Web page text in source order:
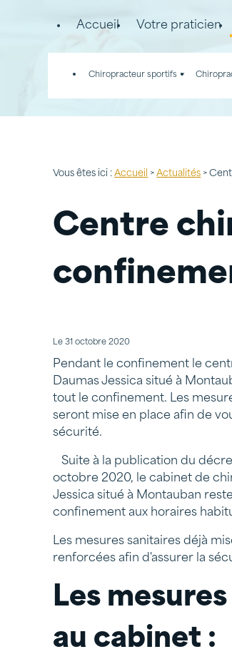
Accueil Votre praticien
Chiropracteur sportifs
Vous êtes ici : Accueil >Actualités >
Centre
Le31 octobre 2020
Pendant le confinement le
Daumas Jessica situé à
tout le confinement. Les
seront mise en place afin de
sécurité.
Suite à la publication du
octobre 2020, le cabinet de
Jessica situé à Montauban
confinement aux horaires
Les mesures sanitaires déjà
renforcées afin d'assurer la
Les
au cabinet :